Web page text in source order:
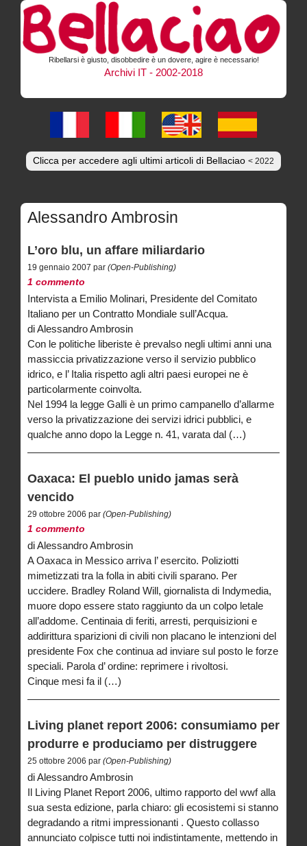
Ribellarsi è giusto, disobbedire è un dovere, agire è necessario!
Archivi IT - 2002-2018
Clicca per accedere agli ultimi articoli di Bellaciao < 2022
Alessandro Ambrosin
L’oro blu, un affare miliardario
19 gennaio 2007 par (Open-Publishing)
1 commento
Intervista a Emilio Molinari, Presidente del Comitato
Italiano per un Contratto Mondiale sull’Acqua.
di Alessandro Ambrosin
Con le politiche liberiste è prevalso negli ultimi anni una
massiccia privatizzazione verso il servizio pubblico
idrico, e l’ Italia rispetto agli altri paesi europei ne è
particolarmente coinvolta.
Nel 1994 la legge Galli è un primo campanello d’allarme
verso la privatizzazione dei servizi idrici pubblici, e
qualche anno dopo la Legge n. 41, varata dal (…)
Oaxaca: El pueblo unido jamas serà
vencido
29 ottobre 2006 par (Open-Publishing)
1 commento
di Alessandro Ambrosin
A Oaxaca in Messico arriva l’ esercito. Poliziotti
mimetizzati tra la folla in abiti civili sparano. Per
uccidere. Bradley Roland Will, giornalista di Indymedia,
muore dopo essere stato raggiunto da un colpo letale
all’addome. Centinaia di feriti, arresti, perquisizioni e
addirittura sparizioni di civili non placano le intenzioni del
presidente Fox che continua ad inviare sul posto le forze
speciali. Parola d’ ordine: reprimere i rivoltosi.
Cinque mesi fa il (…)
Living planet report 2006: consumiamo per
produrre e produciamo per distruggere
25 ottobre 2006 par (Open-Publishing)
di Alessandro Ambrosin
Il Living Planet Report 2006, ultimo rapporto del wwf alla
sua sesta edizione, parla chiaro: gli ecosistemi si stanno
degradando a ritmi impressionanti . Questo collasso
annunciato colpisce tutti noi indistintamente, mettendo in